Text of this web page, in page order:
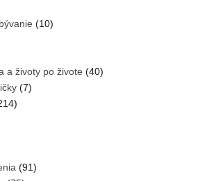
(10)
a životy po živote (40)
(7)
(91)